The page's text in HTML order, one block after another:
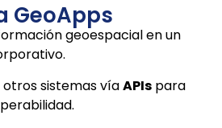
GeoApps
geoespacial en un
sistemas víaAPIs para